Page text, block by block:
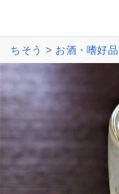
ちそう > お酒・嗜好品